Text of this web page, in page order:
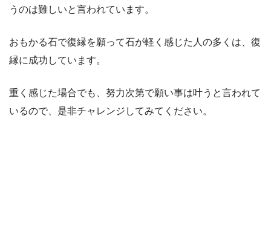
うのは難しいと言われています。
おもかる石で復縁を願って石が軽く感じた人の多くは、復
縁に成功しています。
重く感じた場合でも、努力次第で願い事は叶うと言われて
いるので、是非チャレンジしてみてください。